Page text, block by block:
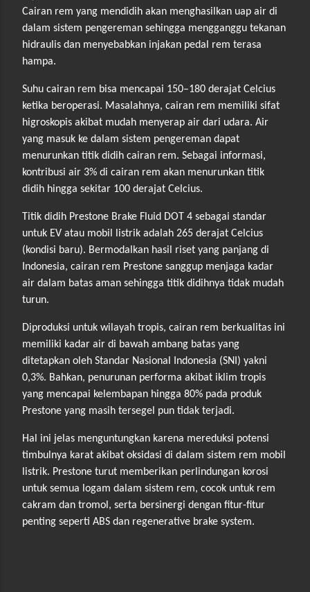
Cairan rem yang mendidih akan menghasilkan uap air di
dalam sistem pengereman sehingga mengganggu tekanan
hidraulis dan menyebabkan injakan pedal rem terasa
hampa.
Suhu cairan rem bisa mencapai 150–180 derajat Celcius
ketika beroperasi. Masalahnya, cairan rem memiliki sifat
higroskopis akibat mudah menyerap air dari udara. Air
yang masuk ke dalam sistem pengereman dapat
menurunkan titik didih cairan rem. Sebagai informasi,
kontribusi air 3% di cairan rem akan menurunkan titik
didih hingga sekitar 100 derajat Celcius.
Titik didih Prestone Brake Fluid DOT 4 sebagai standar
untuk EV atau mobil listrik adalah 265 derajat Celcius
(kondisi baru). Bermodalkan hasil riset yang panjang di
Indonesia, cairan rem Prestone sanggup menjaga kadar
air dalam batas aman sehingga titik didihnya tidak mudah
turun.
Diproduksi untuk wilayah tropis, cairan rem berkualitas ini
memiliki kadar air di bawah ambang batas yang
ditetapkan oleh Standar Nasional Indonesia (SNI) yakni
0,3%. Bahkan, penurunan performa akibat iklim tropis
yang mencapai kelembapan hingga 80% pada produk
Prestone yang masih tersegel pun tidak terjadi.
Hal ini jelas menguntungkan karena mereduksi potensi
timbulnya karat akibat oksidasi di dalam sistem rem mobil
listrik. Prestone turut memberikan perlindungan korosi
untuk semua logam dalam sistem rem, cocok untuk rem
cakram dan tromol, serta bersinergi dengan fitur-fitur
penting seperti ABS dan regenerative brake system.